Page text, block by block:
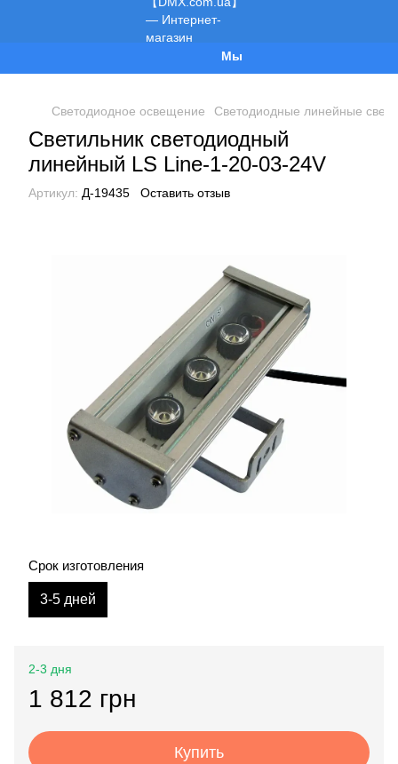
Мы работаем!
Светодиодное освещение Светодиодные линейные
Светильник светодиодный
линейный LS Line-1-20-03-24V
Артикул: Д-19435 Оставить отзыв
Срок изготовления
3-5 дней
2-3 дня
1 812 грн
Купить